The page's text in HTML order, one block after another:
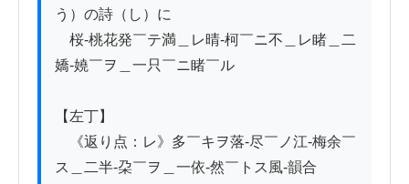
う）の詩（し）に
桜-桃花発￣テ満＿レ晴-柯￣ニ不＿レ睹＿二
嬌-嬈￣ヲ＿一只￣ニ睹￣ル
【左丁】
《返り点：レ》多￣キヲ落-尽￣ノ江-梅余￣
ス＿二半-朶￣ヲ＿一依-然￣トス風-韻合